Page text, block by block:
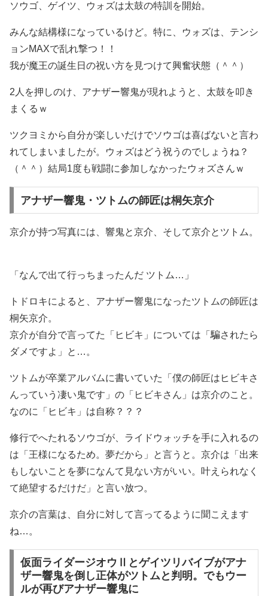
ソウゴ、ゲイツ、ウォズは太鼓の特訓を開始。
みんな結構様になっているけど。特に、ウォズは、テンシ
ョンMAXで乱れ撃つ！！
我が魔王の誕生日の祝い方を見つけて興奮状態（＾＾）
2人を押しのけ、アナザー響鬼が現れようと、太鼓を叩き
まくるｗ
ツクヨミから自分が楽しいだけでソウゴは喜ばないと言わ
れてしまいましたが。ウォズはどう祝うのでしょうね？
（＾＾）結局1度も戦闘に参加しなかったウォズさんｗ
アナザー響鬼・ツトムの師匠は桐矢京介
京介が持つ写真には、響鬼と京介、そして京介とツトム。
「なんで出て行っちまったんだ ツトム…」
トドロキによると、アナザー響鬼になったツトムの師匠は
桐矢京介。
京介が自分で言ってた「ヒビキ」については「騙されたら
ダメですよ」と…。
ツトムが卒業アルバムに書いていた「僕の師匠はヒビキさ
んっていう凄い鬼です」の「ヒビキさん」は京介のこと。
なのに「ヒビキ」は自称？？？
修行でへたれるソウゴが、ライドウォッチを手に入れるの
は「王様になるため。夢だから」と言うと。京介は「出来
もしないことを夢になんて見ない方がいい。叶えられなく
て絶望するだけだ」と言い放つ。
京介の言葉は、自分に対して言ってるように聞こえます
ね…。
仮面ライダージオウⅡとゲイツリバイブがアナ
ザー響鬼を倒し正体がツトムと判明。でもウー
ルが再びアナザー響鬼に